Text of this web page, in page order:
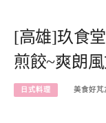
[高雄]玖食
煎餃~爽朗
日式料理 美食好芃